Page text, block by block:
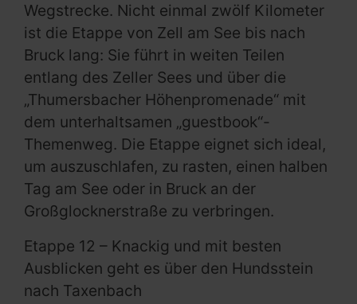
Wegstrecke. Nicht einmal zwölf Kilometer
ist die Etappe von Zell am See bis nach
Bruck lang: Sie führt in weiten Teilen
entlang des Zeller Sees und über die
„Thumersbacher Höhenpromenade“ mit
dem unterhaltsamen „guestbook“-
Themenweg. Die Etappe eignet sich ideal,
um auszuschlafen, zu rasten, einen halben
Tag am See oder in Bruck an der
Großglocknerstraße zu verbringen.
Etappe 12 – Knackig und mit besten
Ausblicken geht es über den Hundsstein
nach Taxenbach